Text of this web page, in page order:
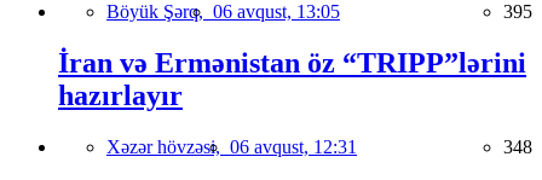
Böyük Şərq, 06 avqust, 13:05 395
İran və Ermənistan öz “TRIPP”lərini
hazırlayır
Xəzər hövzəsi, 06 avqust, 12:31 348